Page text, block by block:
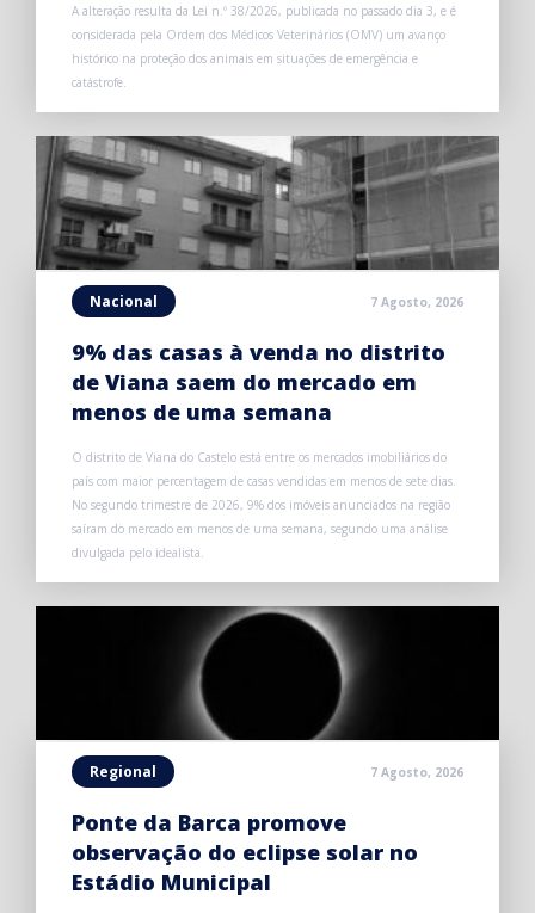
A alteração resulta da Lei n.º 38/2026, publicada no passado dia 3, e é
considerada pela Ordem dos Médicos Veterinários (OMV) um avanço
histórico na proteção dos animais em situações de emergência e
catástrofe.
Nacional 7 Agosto, 2026
9% das casas à venda no distrito
de Viana saem do mercado em
menos de uma semana
O distrito de Viana do Castelo está entre os mercados imobiliários do
país com maior percentagem de casas vendidas em menos de sete dias.
No segundo trimestre de 2026, 9% dos imóveis anunciados na região
saíram do mercado em menos de uma semana, segundo uma análise
divulgada pelo idealista.
Regional 7 Agosto, 2026
Ponte da Barca promove
observação do eclipse solar no
Estádio Municipal